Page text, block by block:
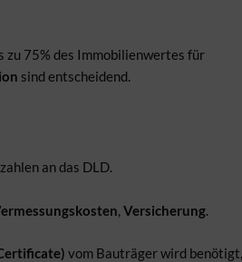
zu 75% des Immobilienwertes für
sind entscheidend.
an das DLD.
, Versicherung.
vom Bauträger wird